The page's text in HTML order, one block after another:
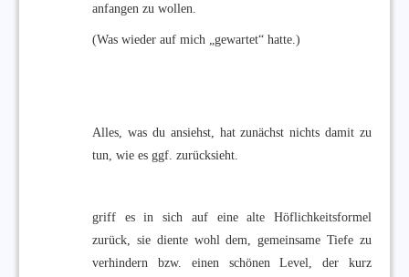
anfangen zu wollen.
(Was wieder auf mich „gewartet“ hatte.)
Alles, was du ansiehst, hat zunächst nichts damit zu
tun, wie es ggf. zurücksieht.
griff es in sich auf eine alte Höflichkeitsformel
zurück, sie diente wohl dem, gemeinsame Tiefe zu
verhindern bzw. einen schönen Level, der kurz